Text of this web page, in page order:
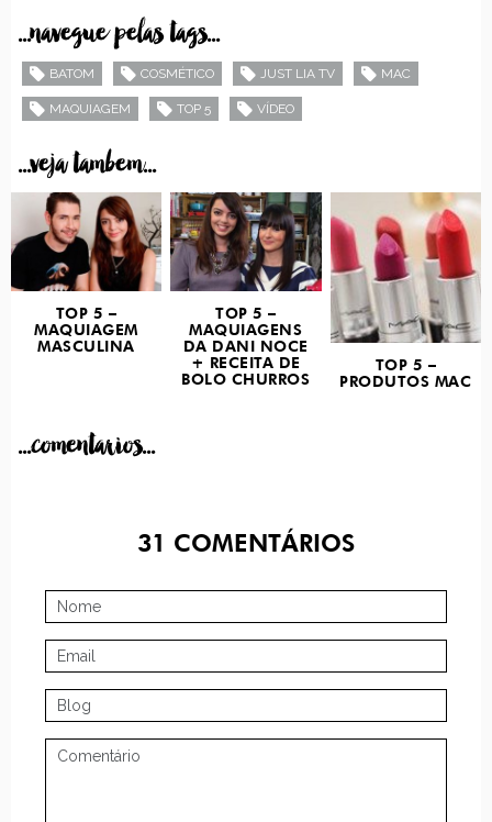
...navegue pelas tags...
BATOM COSMÉTICO JUST LIA TV MAC
MAQUIAGEM TOP 5 VÍDEO
...veja tambem...
TOP 5 –
MAQUIAGEM
MASCULINA
TOP 5 –
MAQUIAGENS
DA DANI NOCE
+ RECEITA DE
BOLO CHURROS
TOP 5 –
PRODUTOS MAC
...comentarios...
31 COMENTÁRIOS